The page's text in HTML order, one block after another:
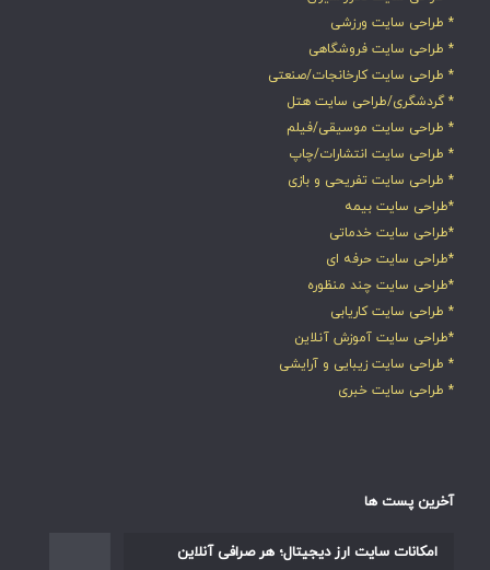
* طراحی سایت ورزشی
* طراحی سایت فروشگاهی
* طراحی سایت کارخانجات/صنعتی
* گردشگری/طراحی سایت هتل
* طراحی سایت موسیقی/فیلم
* طراحی سایت انتشارات/چاپ
* طراحی سایت تفریحی و بازی
*طراحی سایت بیمه
*طراحی سایت خدماتی
*طراحی سایت حرفه ای
*طراحی سایت چند منظوره
* طراحی سایت کاریابی
*طراحی سایت آموزش آنلاین
* طراحی سایت زیبایی و آرایشی
* طراحی سایت خبری
آخرین پست ها
امکانات سایت ارز دیجیتال؛ هر صرافی آنلاین